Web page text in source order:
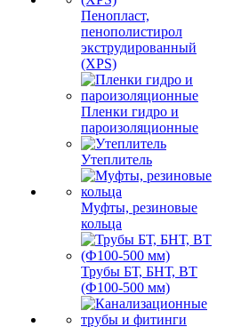
Пенопласт,
пенополистирол
экструдированный
(XPS)
Пленки гидро и
пароизоляционные
Утеплитель
Муфты, резиновые
кольца
Трубы БТ, БНТ, ВТ
(Ф100-500 мм)